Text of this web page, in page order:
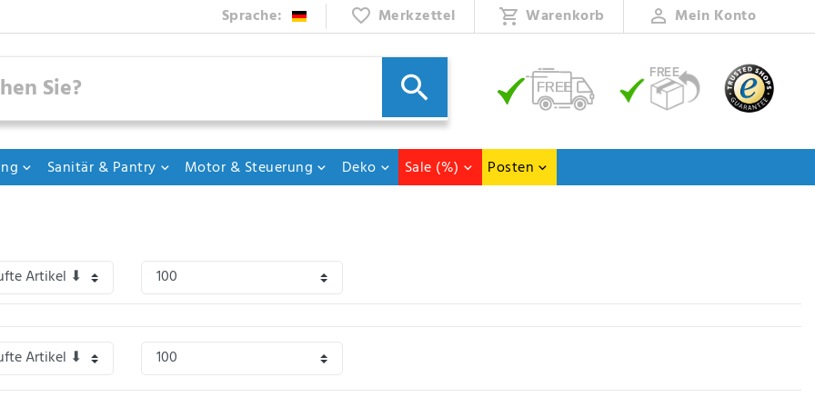
Sprache: Merkzettel Warenkorb Mein Konto
Sanitär & Pantry Motor & Steuerung Deko Sale (%) Posten